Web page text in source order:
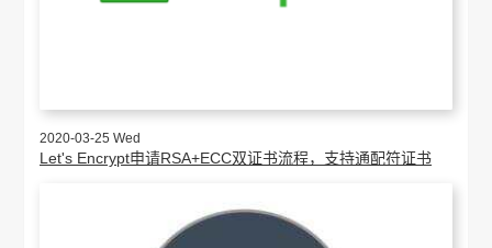
2020-03-25 Wed
Let's Encrypt申请RSA+ECC双证书流程，支持通配符证书